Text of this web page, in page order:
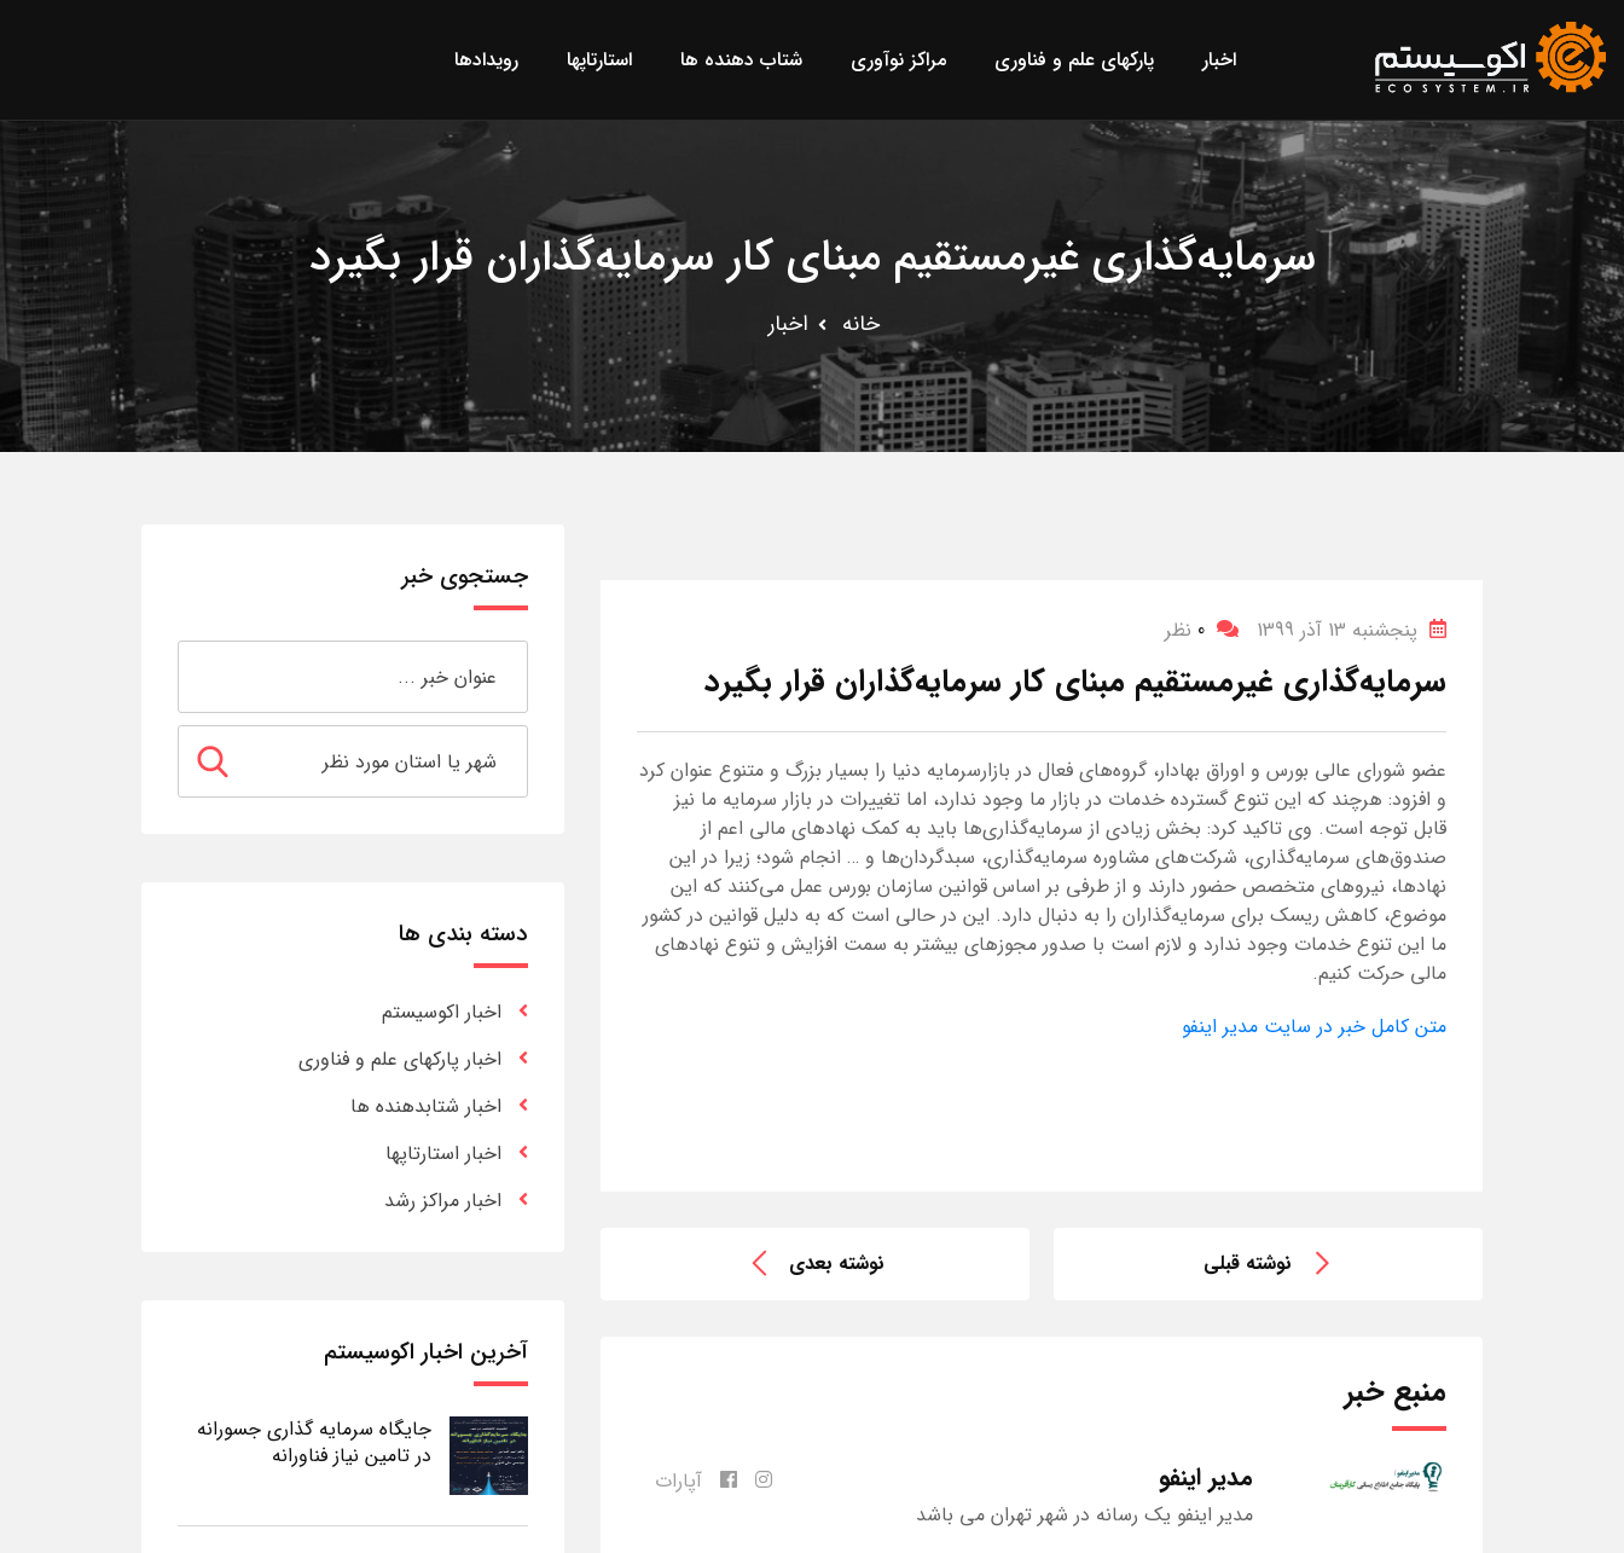
اخبار پارکهای علم و فناوری مراکز نوآوری شتاب دهنده ها استارتاپها رویدادها
سرمایه‌گذاری غیرمستقیم مبنای کار سرمایه‌گذاران قرار بگیرد
خانه اخبار
پنجشنبه 13 آذر 1399 0 نظر
سرمایه‌گذاری غیرمستقیم مبنای کار سرمایه‌گذاران قرار بگیرد
عضو شورای عالی بورس و اوراق بهادار، گروه‌های فعال در بازارسرمایه دنیا را بسیار بزرگ و متنوع عنوان کرد
و افزود: هرچند که این تنوع گسترده خدمات در بازار ما وجود ندارد، اما تغییرات در بازار سرمایه ما نیز
قابل توجه است. وی تاکید کرد: بخش زیادی از سرمایه‌گذاری‌ها باید به کمک نهادهای مالی اعم از
صندوق‌های سرمایه‌گذاری، شرکت‌های ‏مشاوره سرمایه‌گذاری، سبدگردان‌ها و … انجام شود؛ زیرا در این
نهادها، نیروهای متخصص حضور دارند و از ‏طرفی بر اساس قوانین سازمان بورس عمل می‌کنند که این
موضوع، کاهش ریسک برای سرمایه‌گذاران را به دنبال دارد. این در حالی ‏است که به دلیل قوانین در کشور
ما این تنوع خدمات وجود ندارد و لازم است با صدور مجوزهای بیشتر به ‏سمت افزایش و تنوع نهادهای
مالی حرکت کنیم.
متن کامل خبر در سایت مدیر اینفو
نوشته قبلی نوشته بعدی
منبع خبر
مدیر اینفو
مدیر اینفو یک رسانه در شهر تهران می باشد
آپارات
جستجوی خبر
دسته بندی ها
اخبار اکوسیستم
اخبار پارکهای علم و فناوری
اخبار شتابدهنده ها
اخبار استارتاپها
اخبار مراکز رشد
آخرین اخبار اکوسیستم
جایگاه سرمایه گذاری جسورانه
در تامین نیاز فناورانه